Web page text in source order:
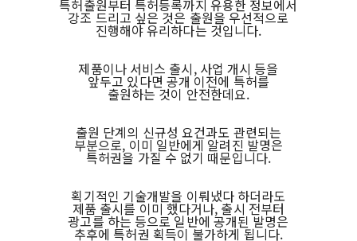
특허출원부터 특허등록까지 유용한 정보에서
강조 드리고 싶은 것은 출원을 우선적으로
진행해야 유리하다는 것입니다.
제품이나 서비스 출시, 사업 개시 등을
앞두고 있다면 공개 이전에 특허를
출원하는 것이 안전한데요.
출원 단계의 신규성 요건과도 관련되는
부분으로, 이미 일반에게 알려진 발명은
특허권을 가질 수 없기 때문입니다.
획기적인 기술개발을 이뤄냈다 하더라도
제품 출시를 이미 했다거나, 출시 전부터
광고를 하는 등으로 일반에 공개된 발명은
추후에 특허권 획득이 불가하게 됩니다.